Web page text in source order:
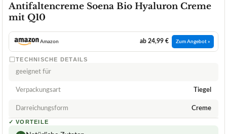
Antifaltencreme Soena Bio Hyaluron Creme
mit Q10
Amazon ab 24,99 € Zum Angebot »
TECHNISCHE DETAILS
geeignet für
Verpackungsart Tiegel
Darreichungsform Creme
✓ VORTEILE